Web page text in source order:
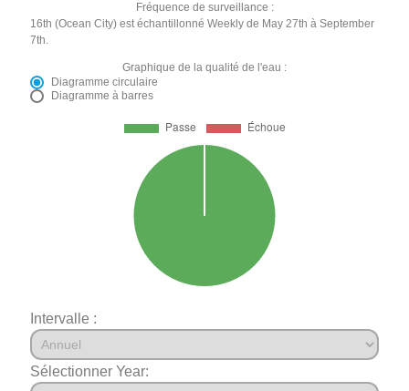
Fréquence de surveillance :
16th (Ocean City) est échantillonné Weekly de May 27th à September
7th.
Graphique de la qualité de l'eau :
Diagramme circulaire
Diagramme à barres
Intervalle :
Sélectionner Year: